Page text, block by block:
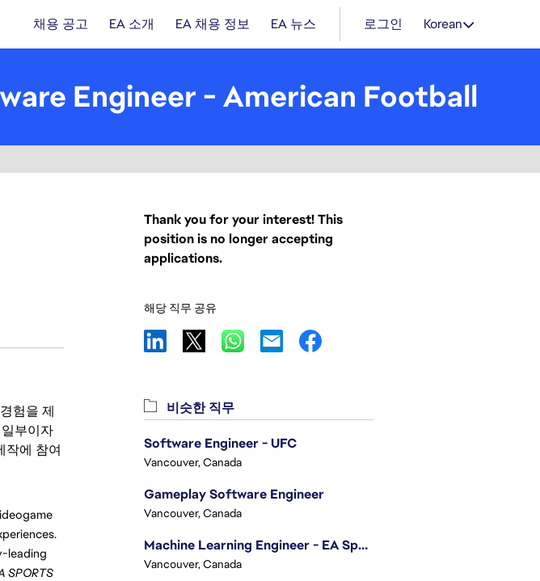
채용 공고 EA 소개 EA 채용 정보 EA 뉴스 로그인 Korean
Engineer - American Football
험을 제
부이자
작에 참여
leading
SPORTS
Thank you for your interest! This
position is no longer accepting
applications.
해당 직무 공유
비슷한 직무
Software Engineer - UFC
Vancouver, Canada
Gameplay Software Engineer
Vancouver, Canada
Machine Learning Engineer - EA Sports FC
Vancouver, Canada